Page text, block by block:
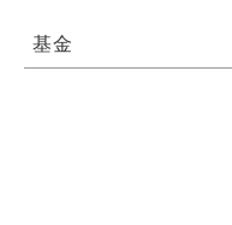
基金